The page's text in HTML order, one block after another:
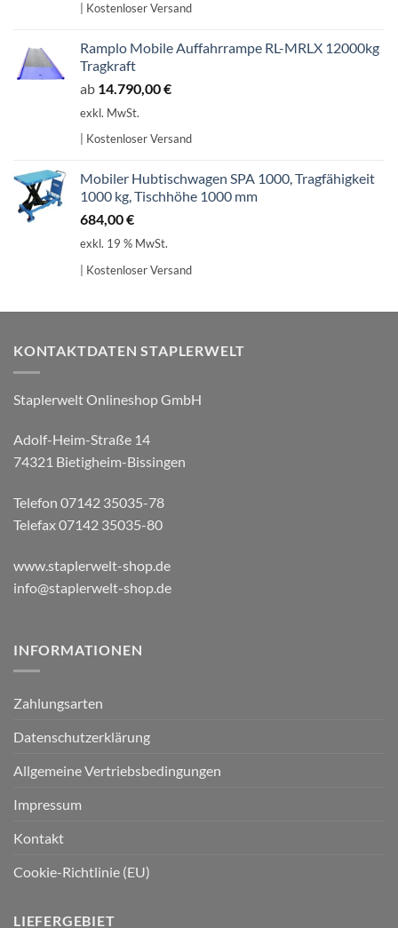
| Kostenloser Versand
Ramplo Mobile Auffahrrampe RL-MRLX 12000kg
Tragkraft
ab 14.790,00€
exkl. MwSt.
| Kostenloser Versand
Mobiler Hubtischwagen SPA 1000, Tragfähigkeit
1000 kg, Tischhöhe 1000 mm
684,00€
exkl. 19 % MwSt.
| Kostenloser Versand
KONTAKTDATEN STAPLERWELT
Staplerwelt Onlineshop GmbH
Adolf-Heim-Straße 14
74321 Bietigheim-Bissingen
Telefon 07142 35035-78
Telefax 07142 35035-80
www.staplerwelt-shop.de
info@staplerwelt-shop.de
INFORMATIONEN
Zahlungsarten
Datenschutzerklärung
Allgemeine Vertriebsbedingungen
Impressum
Kontakt
Cookie-Richtlinie (EU)
LIEFERGEBIET